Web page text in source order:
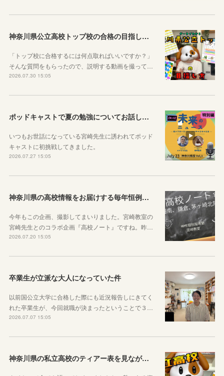
神奈川県公立高校トップ校の合格の目指し方について動画をアップしました
「トップ校に合格するには何点取ればいいですか？」
そんな質問をもらったので、説明する動画を撮って…
2026.07.30 15:05
ポッドキャストで夏の勉強についてお話ししています！
いつもお世話になっている宮崎先生に誘われてポッド
キャストに初挑戦してきました。
2026.07.27 15:05
神奈川県の高校情報をお届けする毎年恒例のコラボ企画のお知らせ
今年もこの企画、撮影してまいりました。宮崎教室の
宮崎先生とのコラボ企画『高校ノート』ですね。昨…
2026.07.20 15:05
卒業生が立派な大人になっていた件
以前国公立大学に合格した際にも近況報告しにきてく
れた卒業生が、今回就職が決まったということで３…
2026.07.07 15:05
神奈川県の私立高校のティアー表を見ながら話す動画を作りました！